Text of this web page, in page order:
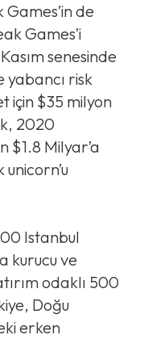
de
Games’i
senesinde
yabancı risk
için $35 milyon
2020
$1.8 Milyar’a
unicorn’u
Istanbul
kurucu ve
odaklı 500
Doğu
erken